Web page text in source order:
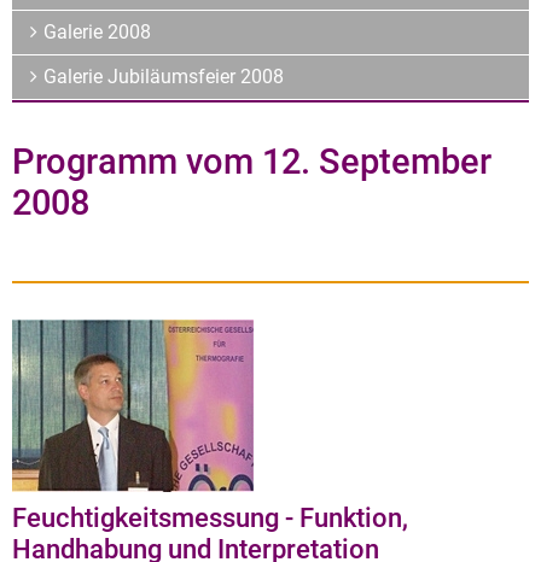
Galerie 2008
Galerie Jubiläumsfeier 2008
Programm vom 12. September
2008
Feuchtigkeitsmessung - Funktion,
Handhabung und Interpretation